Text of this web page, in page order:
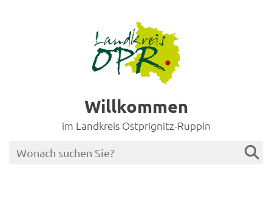
Willkommen
im Landkreis Ostprignitz-Ruppin